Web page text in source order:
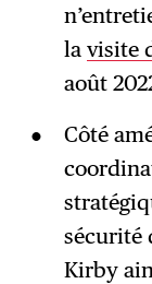
la visite
août
Côté
sécurité
Kirby